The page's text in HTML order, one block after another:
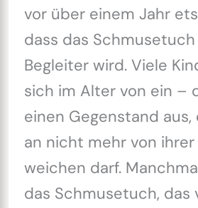
vor über einem Jahr
dass das
Begleiter wird. Viele
sich im Alter von ein –
einen Gegenstand
an nicht mehr von ihrer
weichen darf.
das Schmusetuch, das